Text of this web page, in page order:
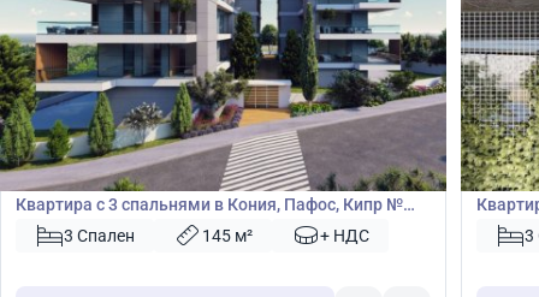
€775 000
Квартира
Квартира с 3 спальнями в Кония, Пафос, Кипр №
448463 Спален 145 м² + НДС
€980
3